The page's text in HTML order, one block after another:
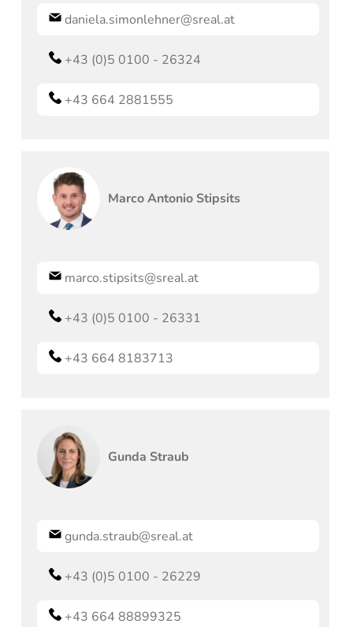
daniela.simonlehner@sreal.at
+43 (0)5 0100 - 26324
+43 664 2881555
Marco Antonio Stipsits
marco.stipsits@sreal.at
+43 (0)5 0100 - 26331
+43 664 8183713
Gunda Straub
gunda.straub@sreal.at
+43 (0)5 0100 - 26229
+43 664 88899325